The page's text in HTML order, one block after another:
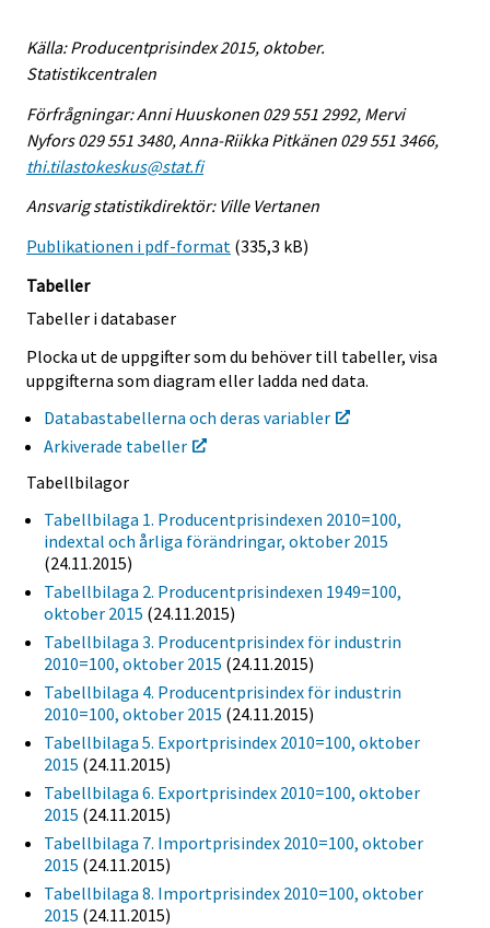
Källa: Producentprisindex 2015, oktober.
Statistikcentralen
Förfrågningar: Anni Huuskonen 029 551 2992, Mervi
Nyfors 029 551 3480, Anna-Riikka Pitkänen 029 551 3466,
thi.tilastokeskus@stat.fi
Ansvarig statistikdirektör: Ville Vertanen
Publikationen i pdf-format (335,3 kB)
Tabeller
Tabeller i databaser
Plocka ut de uppgifter som du behöver till tabeller, visa
uppgifterna som diagram eller ladda ned data.
Databastabellerna och deras variabler
Arkiverade tabeller
Tabellbilagor
Tabellbilaga 1. Producentprisindexen 2010=100,
indextal och årliga förändringar, oktober 2015
(24.11.2015)
Tabellbilaga 2. Producentprisindexen 1949=100,
oktober 2015 (24.11.2015)
Tabellbilaga 3. Producentprisindex för industrin
2010=100, oktober 2015 (24.11.2015)
Tabellbilaga 4. Producentprisindex för industrin
2010=100, oktober 2015 (24.11.2015)
Tabellbilaga 5. Exportprisindex 2010=100, oktober
2015 (24.11.2015)
Tabellbilaga 6. Exportprisindex 2010=100, oktober
2015 (24.11.2015)
Tabellbilaga 7. Importprisindex 2010=100, oktober
2015 (24.11.2015)
Tabellbilaga 8. Importprisindex 2010=100, oktober
2015 (24.11.2015)